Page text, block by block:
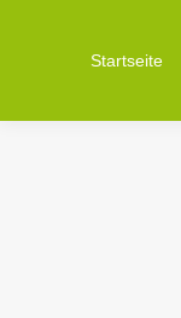
Startseite